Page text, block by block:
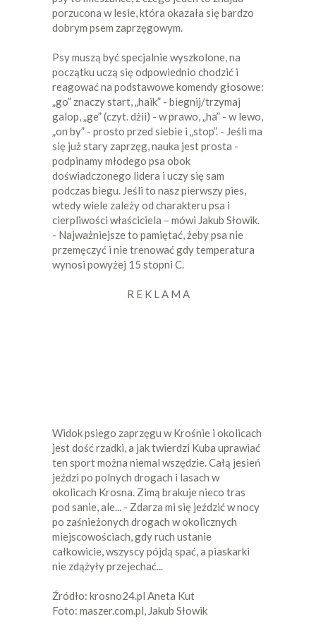
porzucona w lesie, która okazała się bardzo
dobrym psem zaprzęgowym.
Psy muszą być specjalnie wyszkolone, na
początku uczą się odpowiednio chodzić i
reagować na podstawowe komendy głosowe:
„go” znaczy start, „haik” - biegnij/trzymaj
galop, „ge” (czyt. dżii) - w prawo, „ha” - w lewo,
„on by” - prosto przed siebie i „stop”. - Jeśli ma
się już stary zaprzęg, nauka jest prosta -
podpinamy młodego psa obok
doświadczonego lidera i uczy się sam
podczas biegu. Jeśli to nasz pierwszy pies,
wtedy wiele zależy od charakteru psa i
cierpliwości właściciela – mówi Jakub Słowik.
- Najważniejsze to pamiętać, żeby psa nie
przemęczyć i nie trenować gdy temperatura
wynosi powyżej 15 stopni C.
R E K L A M A
Widok psiego zaprzęgu w Krośnie i okolicach
jest dość rzadki, a jak twierdzi Kuba uprawiać
ten sport można niemal wszędzie. Całą jesień
jeździ po polnych drogach i lasach w
okolicach Krosna. Zimą brakuje nieco tras
pod sanie, ale... - Zdarza mi się jeździć w nocy
po zaśnieżonych drogach w okolicznych
miejscowościach, gdy ruch ustanie
całkowicie, wszyscy pójdą spać, a piaskarki
nie zdążyły przejechać...
Źródło: krosno24.pl Aneta Kut
Foto: maszer.com.pl, Jakub Słowik